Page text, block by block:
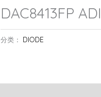
DAC8413FP ADI
分类： DIODE